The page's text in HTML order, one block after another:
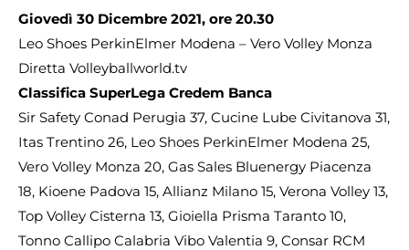
Giovedì 30 Dicembre 2021, ore 20.30
Leo Shoes PerkinElmer Modena – Vero Volley Monza
Diretta Volleyballworld.tv
Classifica SuperLega Credem Banca
Sir Safety Conad Perugia 37, Cucine Lube Civitanova 31,
Itas Trentino 26, Leo Shoes PerkinElmer Modena 25,
Vero Volley Monza 20, Gas Sales Bluenergy Piacenza
18, Kioene Padova 15, Allianz Milano 15, Verona Volley 13,
Top Volley Cisterna 13, Gioiella Prisma Taranto 10,
Tonno Callipo Calabria Vibo Valentia 9, Consar RCM